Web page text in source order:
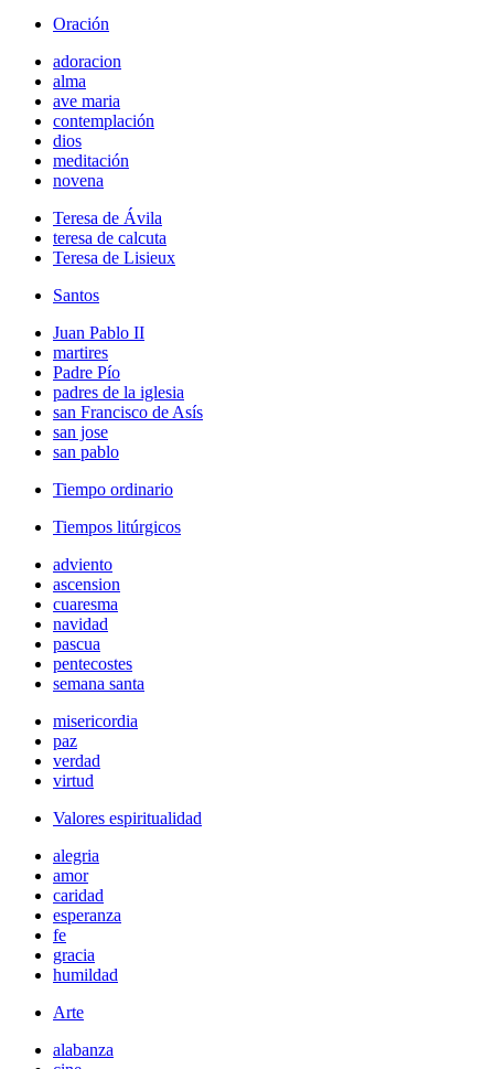
Oración
adoracion
alma
ave maria
contemplación
dios
meditación
novena
Teresa de Ávila
teresa de calcuta
Teresa de Lisieux
Santos
Juan Pablo II
martires
Padre Pío
padres de la iglesia
san Francisco de Asís
san jose
san pablo
Tiempo ordinario
Tiempos litúrgicos
adviento
ascension
cuaresma
navidad
pascua
pentecostes
semana santa
misericordia
paz
verdad
virtud
Valores espiritualidad
alegria
amor
caridad
esperanza
fe
gracia
humildad
Arte
alabanza